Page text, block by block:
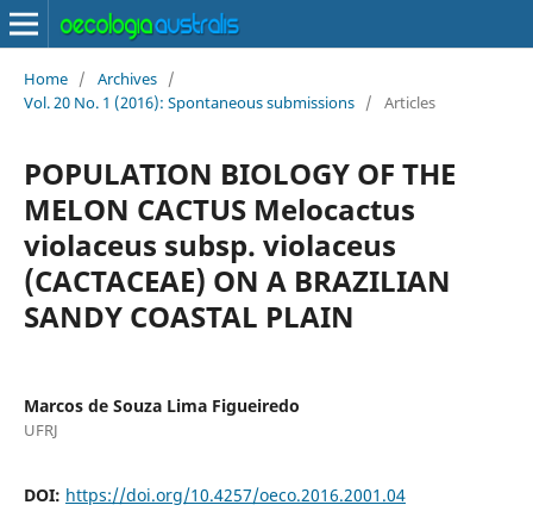
Home / Archives /
Vol. 20 No. 1 (2016): Spontaneous submissions / Articles
POPULATION BIOLOGY OF THE
MELON CACTUS Melocactus
violaceus subsp. violaceus
(CACTACEAE) ON A BRAZILIAN
SANDY COASTAL PLAIN
Marcos de Souza Lima Figueiredo
UFRJ
DOI: https://doi.org/10.4257/oeco.2016.2001.04